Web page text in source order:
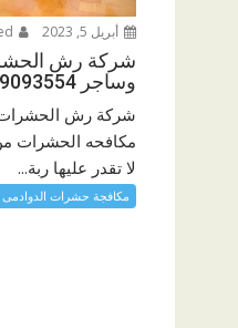
أبريل 5, 2023
شركة رش
وساجر 0539093554
شركة رش
مكافحه الحشرات
لا تقدر عليها ربة...
مكافجة حشرات الدوادمى